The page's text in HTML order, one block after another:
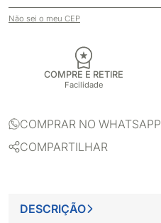
Não sei o meu CEP
COMPRE E RETIRE
Facilidade
COMPRAR NO WHATSAPP
COMPARTILHAR
DESCRIÇÃO